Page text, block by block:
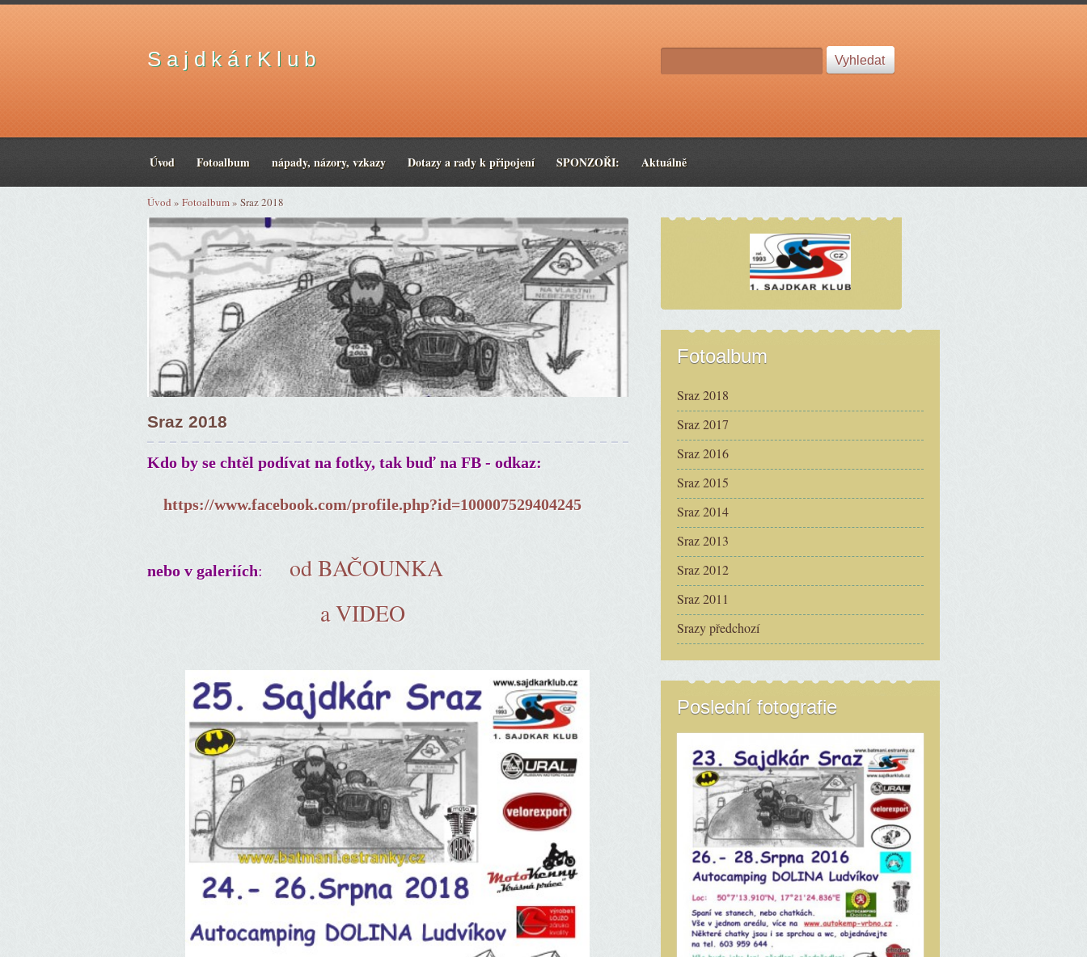
S a j d k á r K l u b
Úvod Fotoalbum nápady, názory, vzkazy Dotazy a rady k připojení SPONZOŘI: Aktuálně
Úvod » Fotoalbum» Sraz 2018
Sraz 2018
Kdo by se chtěl podívat na fotky, tak buď na FB - odkaz:
https://www.facebook.com/profile.php?id=100007529404245
nebo v galeriích: od BAČOUNKA
a VIDEO
Fotoalbum
Sraz 2018
Sraz 2017
Sraz 2016
Sraz 2015
Sraz 2014
Sraz 2013
Sraz 2012
Sraz 2011
Srazy předchozí
Poslední fotografie